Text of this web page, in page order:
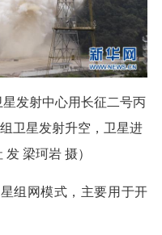
星发射中心用长征二号丙
卫星发射升空，卫星进
梁珂岩 摄）
组网模式，主要用于开